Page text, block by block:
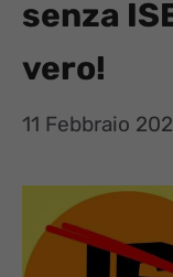
senza
vero!
11 Febbraio